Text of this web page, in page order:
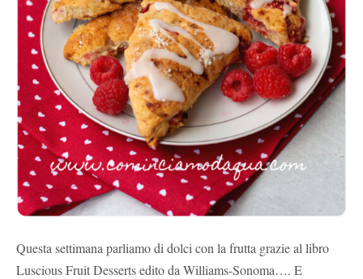
Questa settimana parliamo di dolci con la frutta grazie al libro
Luscious Fruit Desserts edito da Williams-Sonoma…. E